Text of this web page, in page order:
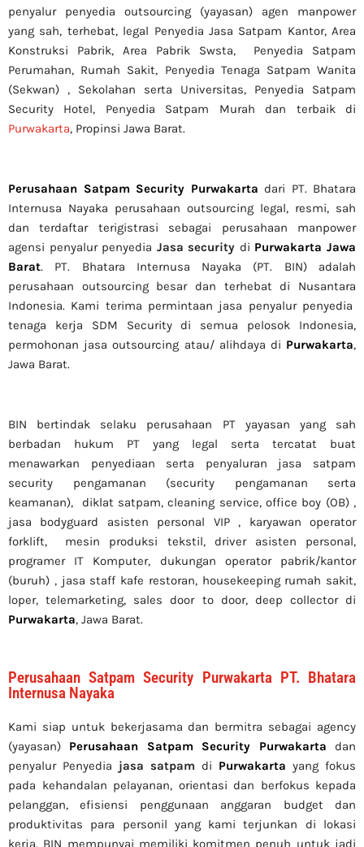
penyalur penyedia outsourcing (yayasan) agen manpower
yang sah, terhebat, legal Penyedia Jasa Satpam Kantor, Area
Konstruksi Pabrik, Area Pabrik Swsta, Penyedia Satpam
Perumahan, Rumah Sakit, Penyedia Tenaga Satpam Wanita
(Sekwan) , Sekolahan serta Universitas, Penyedia Satpam
Security Hotel, Penyedia Satpam Murah dan terbaik di
Purwakarta, Propinsi Jawa Barat.
Perusahaan Satpam Security Purwakarta dari PT. Bhatara
Internusa Nayaka perusahaan outsourcing legal, resmi, sah
dan terdaftar terigistrasi sebagai perusahaan manpower
agensi penyalur penyedia Jasa security di Purwakarta Jawa
Barat. PT. Bhatara Internusa Nayaka (PT. BIN) adalah
perusahaan outsourcing besar dan terhebat di Nusantara
Indonesia. Kami terima permintaan jasa penyalur penyedia
tenaga kerja SDM Security di semua pelosok Indonesia,
permohonan jasa outsourcing atau/ alihdaya di Purwakarta,
Jawa Barat.
BIN bertindak selaku perusahaan PT yayasan yang sah
berbadan hukum PT yang legal serta tercatat buat
menawarkan penyediaan serta penyaluran jasa satpam
security pengamanan (security pengamanan serta
keamanan), diklat satpam,cleaning service,office boy (OB) ,
jasa bodyguard asisten personal VIP , karyawan operator
forklift, mesin produksi tekstil, driver asisten personal,
programer IT Komputer, dukungan operator pabrik/kantor
(buruh) , jasa staff kafe restoran, housekeeping rumah sakit,
loper, telemarketing, sales door to door, deep collector di
Purwakarta, Jawa Barat.
Perusahaan Satpam Security Purwakarta PT. Bhatara
Internusa Nayaka
Kami siap untuk bekerjasama dan bermitra sebagai agency
(yayasan) Perusahaan Satpam Security Purwakarta dan
penyalur Penyedia jasa satpam di Purwakarta yang fokus
pada kehandalan pelayanan, orientasi dan berfokus kepada
pelanggan, efisiensi penggunaan anggaran budget dan
produktivitas para personil yang kami terjunkan di lokasi
kerja. BIN mempunyai memiliki komitmen penuh untuk jadi